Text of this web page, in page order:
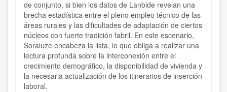
de conjunto, si bien los datos de Lanbide revelan una
brecha estadística entre el pleno empleo técnico de las
áreas rurales y las dificultades de adaptación de ciertos
núcleos con fuerte tradición fabril. En este escenario,
Soraluze encabeza la lista, lo que obliga a realizar una
lectura profunda sobre la interconexión entre el
crecimiento demográfico, la disponibilidad de vivienda y
la necesaria actualización de los itinerarios de inserción
laboral.